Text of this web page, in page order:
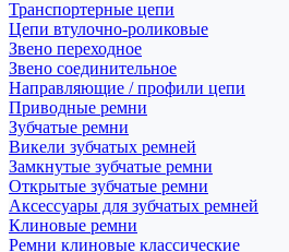
Транспортерные цепи
Цепи втулочно-роликовые
Звено переходное
Звено соединительное
Направляющие / профили цепи
Приводные ремни
Зубчатые ремни
Викели зубчатых ремней
Замкнутые зубчатые ремни
Открытые зубчатые ремни
Аксессуары для зубчатых ремней
Клиновые ремни
Ремни клиновые классические